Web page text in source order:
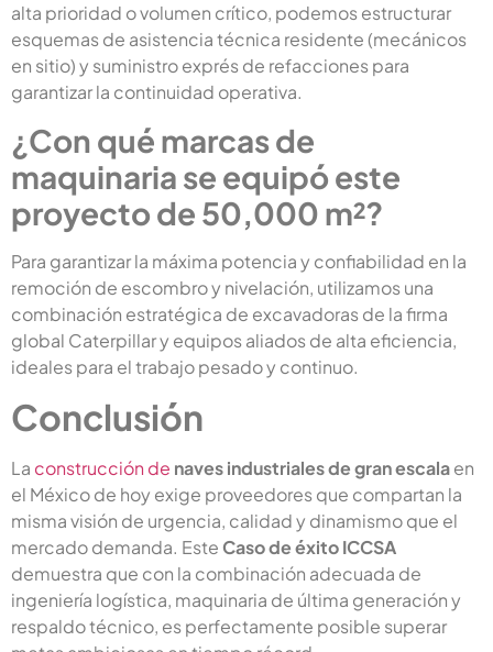
alta prioridad o volumen crítico, podemos estructurar
esquemas de asistencia técnica residente (mecánicos
en sitio) y suministro exprés de refacciones para
garantizar la continuidad operativa.
¿Con qué marcas de
maquinaria se equipó este
proyecto de 50,000 m²?
Para garantizar la máxima potencia y confiabilidad en la
remoción de escombro y nivelación, utilizamos una
combinación estratégica de excavadoras de la firma
global Caterpillar y equipos aliados de alta eficiencia,
ideales para el trabajo pesado y continuo.
Conclusión
La construcción de naves industriales de gran escalaen
el México de hoy exige proveedores que compartan la
misma visión de urgencia, calidad y dinamismo que el
mercado demanda. Este Caso de éxito ICCSA
demuestra que con la combinación adecuada de
ingeniería logística, maquinaria de última generación y
respaldo técnico, es perfectamente posible superar